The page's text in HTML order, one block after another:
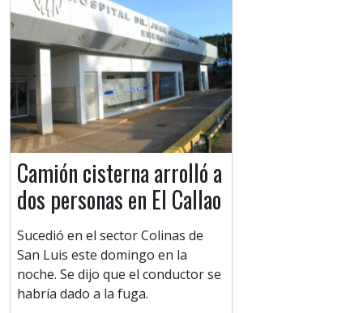
Camión cisterna arrolló a
dos personas en El Callao
Sucedió en el sector Colinas de
San Luis este domingo en la
noche. Se dijo que el conductor se
habría dado a la fuga.